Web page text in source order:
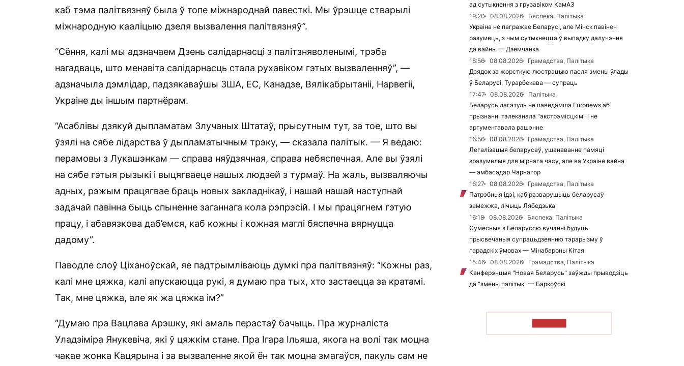
каб тэма палітвязняў была ў топе міжнароднай павесткі. Мы ўрэшце стварылі
міжнародную кааліцыю дзеля вызвалення палітвязняў”.
“Сёння, калі мы адзначаем Дзень салідарнасці з палітзняволенымі, трэба
нагадваць, што менавіта салідарнасць стала рухавіком гэтых вызваленняў”, —
адзначыла дэмлідар, падзякаваўшы ЗША, ЕС, Канадзе, Вялікабрытаніі, Нарвегіі,
Украіне ды іншым партнёрам.
“Асаблівы дзякуй дыпламатам Злучаных Штатаў, прысутным тут, за тое, што вы
ўзялі на сябе лідарства ў дыпламатычным трэку, — сказала палітык. — Я ведаю:
перамовы з Лукашэнкам — справа няўдзячная, справа небяспечная. Але вы ўзялі
на сябе гэтыя рызыкі і выцягваеце нашых людзей з турмаў. На жаль, вызваляючы
адных, рэжым працягвае браць новых закладнікаў, і нашай нашай наступнай
задачай павінна быць спыненне заганнага кола рэпрэсій. І мы працягнем гэтую
працу, і абавязкова даб’емся, каб кожны і кожная маглі бяспечна вярнуцца
дадому”.
Паводле слоў Ціханоўскай, яе падтрымліваюць думкі пра палітвязняў: “Кожны раз,
калі мне цяжка, калі апускаюцца рукі, я думаю пра тых, хто застаецца за кратамі.
Так, мне цяжка, але як жа цяжка ім?”
“Думаю пра Вацлава Арэшку, які амаль перастаў бачыць. Пра журналіста
Уладзіміра Янукевіча, які ў цяжкім стане. Пра Ігара Ільяша, якога на волі так моцна
чакае жонка Кацярына і за вызваленне якой ён так моцна змагаўся, пакуль сам не
ад сутыкнення з грузавіком КамАЗ
19:20
08.08.2026
Бяспека, Палітыка
Украіна не пагражае Беларусі, але Мінск павінен
разумець, з чым сутыкнецца ў выпадку далучэння
да вайны — Дземчанка
18:56
08.08.2026
Грамадства, Палітыка
Дзядок за жорсткую люстрацыю пасля змены ўлады
ў Беларусі, Турарбекава — супраць
17:47
08.08.2026
Палітыка
Беларусь дагэтуль не паведаміла Euronews аб
прызнанні тэлеканала "экстрэмісцкім" і не
аргументавала рашэнне
16:56
08.08.2026
Грамадства, Палітыка
Легалізацыя беларусаў, ушанаванне памяці
зразумелыя для мірнага часу, але ва Украіне вайна
— амбасадар Чарнагор
16:27
08.08.2026
Грамадства, Палітыка
Патрэбныя ідэі, каб разварушыць беларусаў
замежжа, лічыць Лябедзька
16:18
08.08.2026
Бяспека, Палітыка
Сумесныя з Беларуссю вучэнні будуць
прысвечаныя супрацьдзеянню тэрарызму ў
гарадскіх ўмовах — Мінабароны Кітая
15:46
08.08.2026
Грамадства, Палітыка
Канферэнцыя "Новая Беларусь" заўжды прыводзіць
да "змены палітык" — Баркоўскі